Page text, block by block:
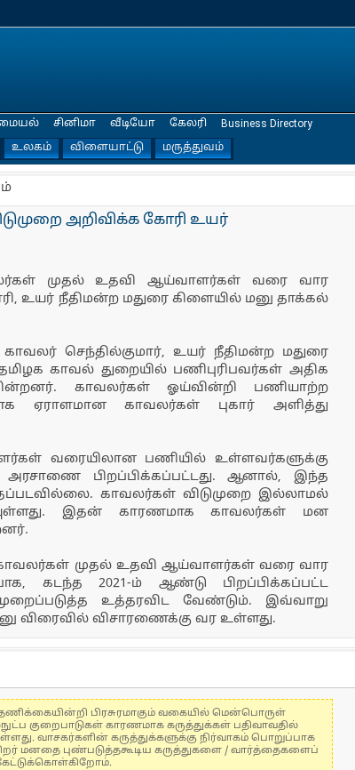
உலகம் விளையாட்டு மருத்துவம்
சினிமா வீடியோ கேலரி Business Directory
அறிவிக்க கோரி உயர்
முதல் உதவி ஆய்வாளர்கள் வரை வார
உயர் நீதிமன்ற மதுரை கிளையில் மனு தாக்கல்
செந்தில்குமார், உயர் நீதிமன்ற மதுரை
காவல் துறையில் பணிபுரிபவர்கள் அதிக
காவலர்கள் ஓய்வின்றி பணியாற்ற
ஏராளமான காவலர்கள் புகார் அளித்து
வரையிலான பணியில் உள்ளவர்களுக்கு
அரசாணை பிறப்பிக்கப்பட்டது. ஆனால், இந்த
காவலர்கள் விடுமுறை இல்லாமல்
இதன் காரணமாக காவலர்கள் மன
முதல் உதவி ஆய்வாளர்கள் வரை வார
கடந்த 2021-ம் ஆண்டு பிறப்பிக்கப்பட்ட
உத்தரவிட வேண்டும். இவ்வாறு
விரைவில் விசாரணைக்கு வர உள்ளது.
தணிக்கையின்றி பிரசுரமாகும் வகையில் மென்பொருள்
குறைபாடுகள் காரணமாக கருத்துக்கள் பதிவாவதில்
வாசகர்களின் கருத்துக்களுக்கு நிர்வாகம் பொறுப்பாக
மனதை புண்படுத்தகூடிய கருத்துகளை / வார்த்தைகளைப்